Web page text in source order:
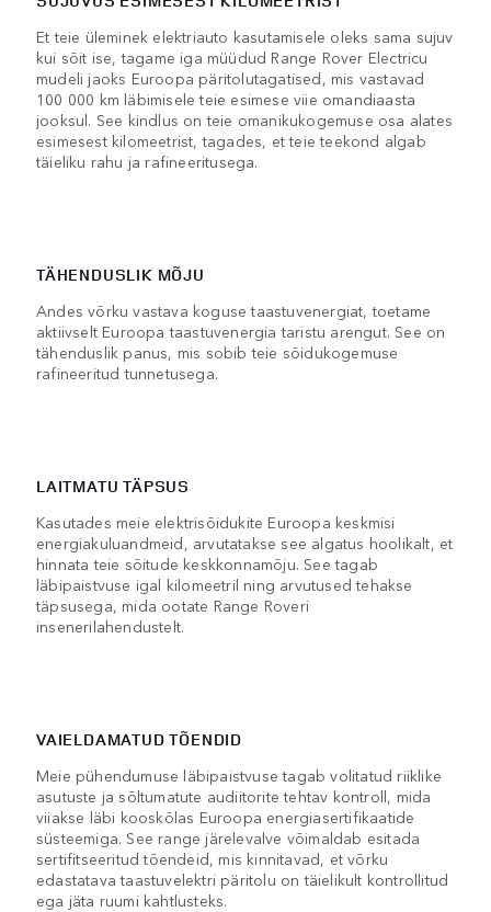
Et teie üleminek elektriauto kasutamisele oleks sama sujuv
kui sõit ise, tagame iga müüdud Range Rover Electricu
mudeli jaoks Euroopa päritolutagatised, mis vastavad
100 000 km läbimisele teie esimese viie omandiaasta
jooksul. See kindlus on teie omanikukogemuse osa alates
esimesest kilomeetrist, tagades, et teie teekond algab
täieliku rahu ja rafineeritusega.
TÄHENDUSLIK MÕJU
Andes võrku vastava koguse taastuvenergiat, toetame
aktiivselt Euroopa taastuvenergia taristu arengut. See on
tähenduslik panus, mis sobib teie sõidukogemuse
rafineeritud tunnetusega.
LAITMATU TÄPSUS
Kasutades meie elektrisõidukite Euroopa keskmisi
energiakuluandmeid, arvutatakse see algatus hoolikalt, et
hinnata teie sõitude keskkonnamõju. See tagab
läbipaistvuse igal kilomeetril ning arvutused tehakse
täpsusega, mida ootate Range Roveri
insenerilahendustelt.
VAIELDAMATUD TÕENDID
Meie pühendumuse läbipaistvuse tagab volitatud riiklike
asutuste ja sõltumatute audiitorite tehtav kontroll, mida
viiakse läbi kooskõlas Euroopa energiasertifikaatide
süsteemiga. See range järelevalve võimaldab esitada
sertifitseeritud tõendeid, mis kinnitavad, et võrku
edastatava taastuvelektri päritolu on täielikult kontrollitud
ega jäta ruumi kahtlusteks.